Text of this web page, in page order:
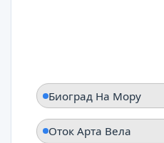
Биоград На Мору
Оток Арта Вела